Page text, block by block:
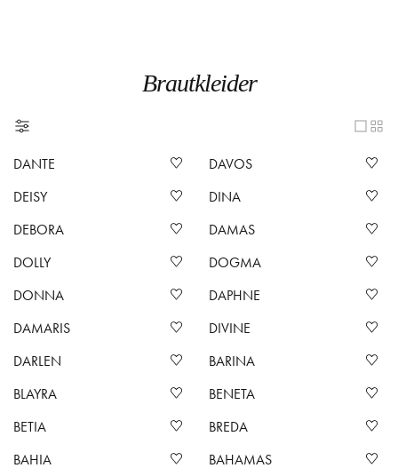
Brautkleider
DANTE
DAVOS
DEISY
DINA
DEBORA
DAMAS
DOLLY
DOGMA
DONNA
DAPHNE
DAMARIS
DIVINE
DARLEN
BARINA
BLAYRA
BENETA
BETIA
BREDA
BAHIA
BAHAMAS